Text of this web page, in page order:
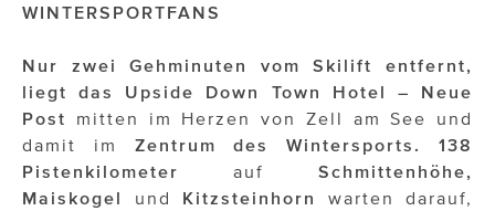
sehen!wutscher
SISTER ACT
Solid & Bold
St. Peter Stiftskulinarium
Susanne Wuest
WINTERSPORTFANS
Nur zwei Gehminuten vom Skilift entfernt,
liegt das Upside Down Town Hotel – Neue
Post
mitten im Herzen von Zell am See und
damit im Zentrum des Wintersports.
138
Pistenkilometer
auf Schmittenhöhe,
Maiskogel
und Kitzsteinhorn
warten darauf,